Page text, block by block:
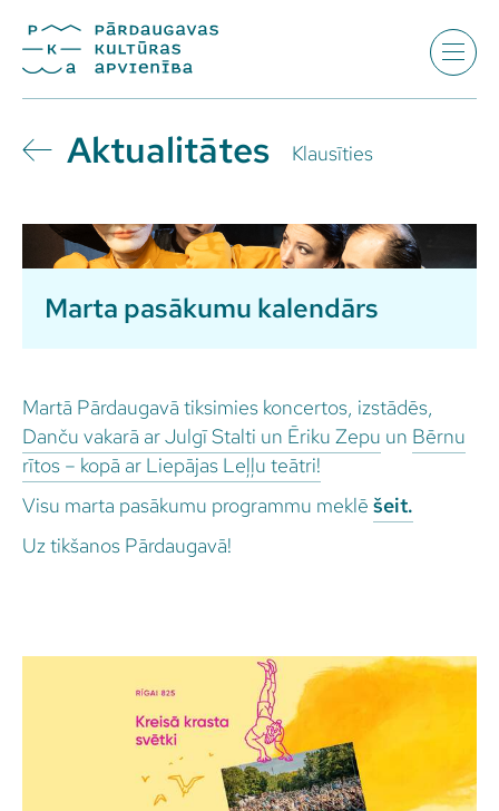
Aktualitātes Klausīties
Marta pasākumu kalendārs
Martā Pārdaugavā tiksimies koncertos, izstādēs,
Danču vakarā ar Julgī Stalti un Ēriku Zepu un Bērnu
rītos – kopā ar Liepājas Leļļu teātri!
Visu marta pasākumu programmu meklē šeit.
Uz tikšanos Pārdaugavā!